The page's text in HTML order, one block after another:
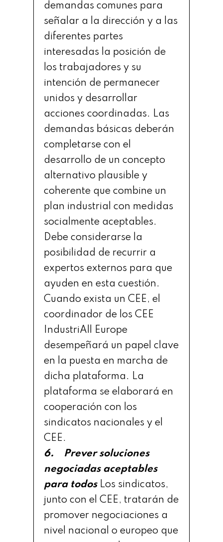
demandas comunes para
señalar a la dirección y a las
diferentes partes
interesadas la posición de
los trabajadores y su
intención de permanecer
unidos y desarrollar
acciones coordinadas. Las
demandas básicas deberán
completarse con el
desarrollo de un concepto
alternativo plausible y
coherente que combine un
plan industrial con medidas
socialmente aceptables.
Debe considerarse la
posibilidad de recurrir a
expertos externos para que
ayuden en esta cuestión.
Cuando exista un CEE, el
coordinador de los CEE
IndustriAll Europe
desempeñará un papel clave
en la puesta en marcha de
dicha plataforma. La
plataforma se elaborará en
cooperación con los
sindicatos nacionales y el
CEE.
6. Prever soluciones
negociadas aceptables
para todosLos sindicatos,
junto con el CEE, tratarán de
promover negociaciones a
nivel nacional o europeo que